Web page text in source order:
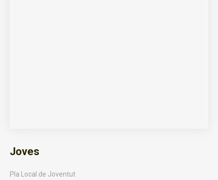
Joves
Pla Local de Joventut